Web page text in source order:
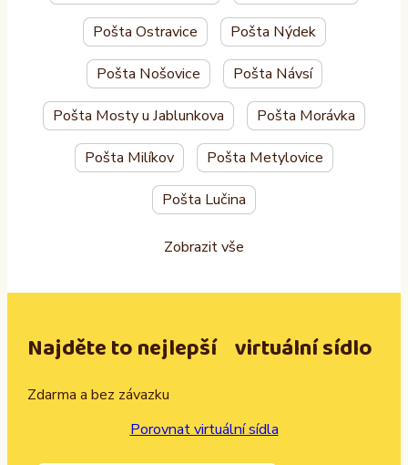
Pošta Ostravice Pošta Nýdek
Pošta Nošovice Pošta Návsí
Pošta Mosty u Jablunkova Pošta Morávka
Pošta Milíkov Pošta Metylovice
Pošta Lučina
Zobrazit vše
Najděte to nejlepší virtuální sídlo
Zdarma a bez závazku
Porovnat virtuální sídla